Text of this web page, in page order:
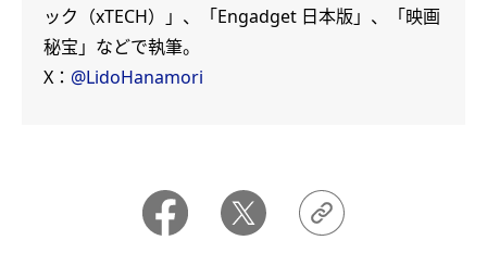
ック（xTECH）」、「Engadget 日本版」、「映画
秘宝」などで執筆。
X： @LidoHanamori